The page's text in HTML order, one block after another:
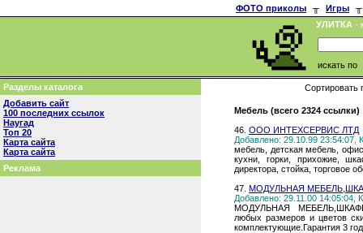
ФОТО приколы ╥ Игры
╥
УЛИТКА -
искать по
Разделы каталога
Добавить сайт
100 последних ссылок
Наугад
Топ 20
Карта сайта
Карта сайта
Реклама
Сортировать
Мебель (всего 2324 ссылки)
46. ООО ИНТЕХСЕРВИС ЛТД
Добавлено: 29.10.99 23:54:07,
мебель, детская мебель,
кухни, горки, прихожие,
директора, стойка, торговое
47. МОДУЛЬНАЯ
Добавлено: 29.11.00 14:05:04,
МОДУЛЬНАЯ
любых размеров и цветов
комплектующие.Гарантия 3